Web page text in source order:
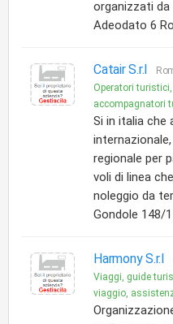
organizzati da
Adeodato 6
Catair S.r.l
Operatori
accompagnatori
Si in italia che
regionale per
voli di linea
noleggio da
Gondole 148/
Harmony S.r.l
Viaggi, guide
viaggio,